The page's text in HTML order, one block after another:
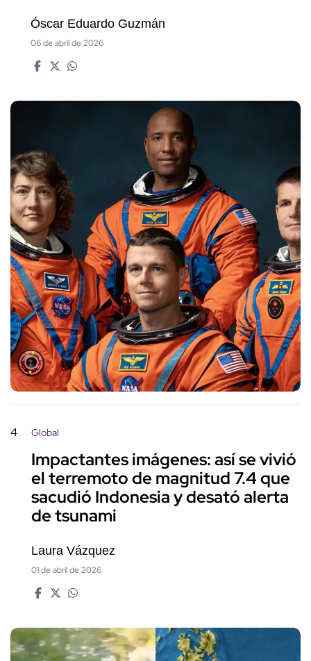
Óscar Eduardo Guzmán
06 de abril de 2026
4 Global
Impactantes imágenes: así se vivió
el terremoto de magnitud 7.4 que
sacudió Indonesia y desató alerta
de tsunami
Laura Vázquez
01 de abril de 2026